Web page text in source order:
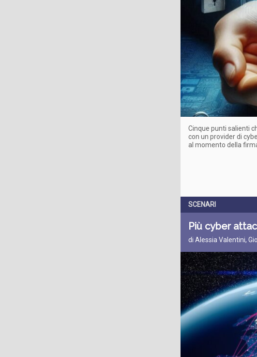
Cinque punti salienti
con un provider di
al momento della
SCENARI
Più cyber
di Alessia Valentini,